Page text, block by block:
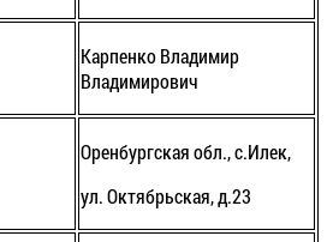
Карпенко Владимир
Владимирович
Оренбургская обл., с.Илек,
ул. Октябрьская, д.23